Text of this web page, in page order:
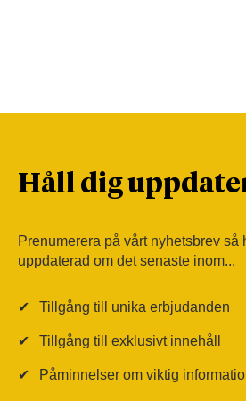
Håll dig
Prenumerera på vårt nyhetsbrev så
uppdaterad om det senaste inom...
✔ Tillgång till unika erbjudanden
✔ Tillgång till exklusivt innehåll
✔ Påminnelser om viktig